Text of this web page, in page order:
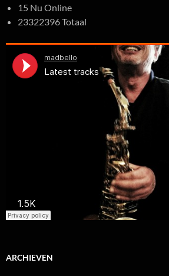
15 Nu Online
23322396 Totaal
ARCHIEVEN